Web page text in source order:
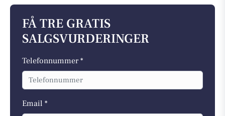
FÅ TRE GRATIS
SALGSVURDERINGER
Telefonnummer *
Email *